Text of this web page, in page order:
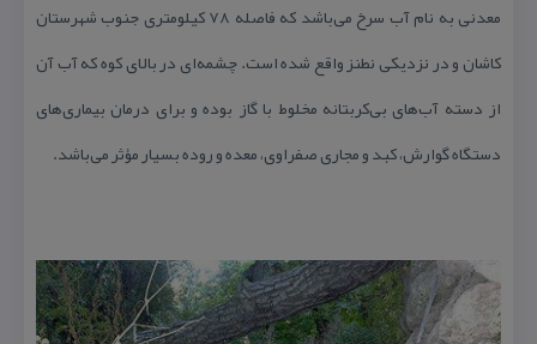
معدنی به نام آب سرخ می‌باشد كه فاصله ۷۸ كیلومتری جنوب شهرستان
كاشان و در نزدیكی نطنز واقع شده است. چشمه‌ای در بالای كوه كه آب آن
از دسته آب‌های بی‌كربتانه مخلوط با گاز بوده و برای درمان بیماری‌های
دستگاه گوارش، كبد و مجاری صفراوی، معده و روده بسیار مؤثر می‌باشد.